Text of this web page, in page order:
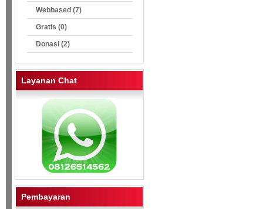
Webbased (7)
Gratis (0)
Donasi (2)
Layanan Chat
Pembayaran